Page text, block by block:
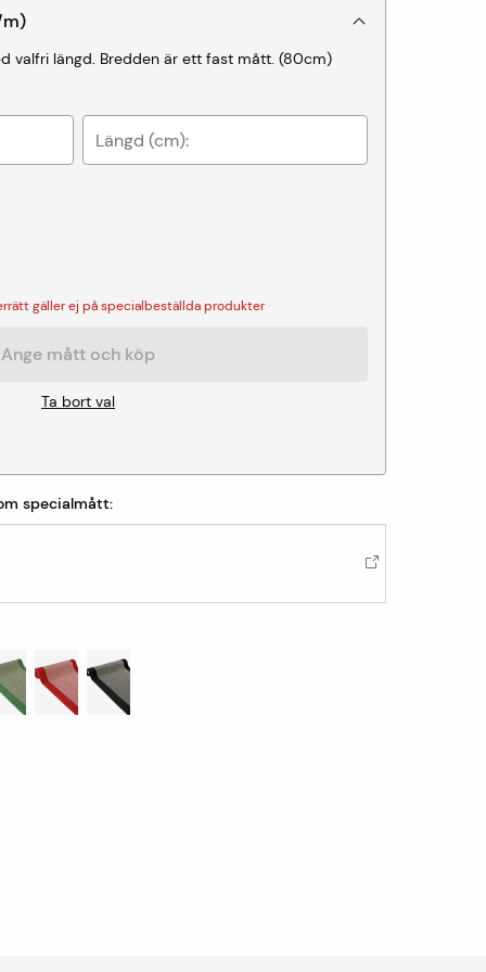
m)
valfri längd. Bredden är ett fast mått. (80cm)
Längd (cm):
gäller ej på specialbeställda produkter
Ange mått och köp
Ta bort val
specialmått: